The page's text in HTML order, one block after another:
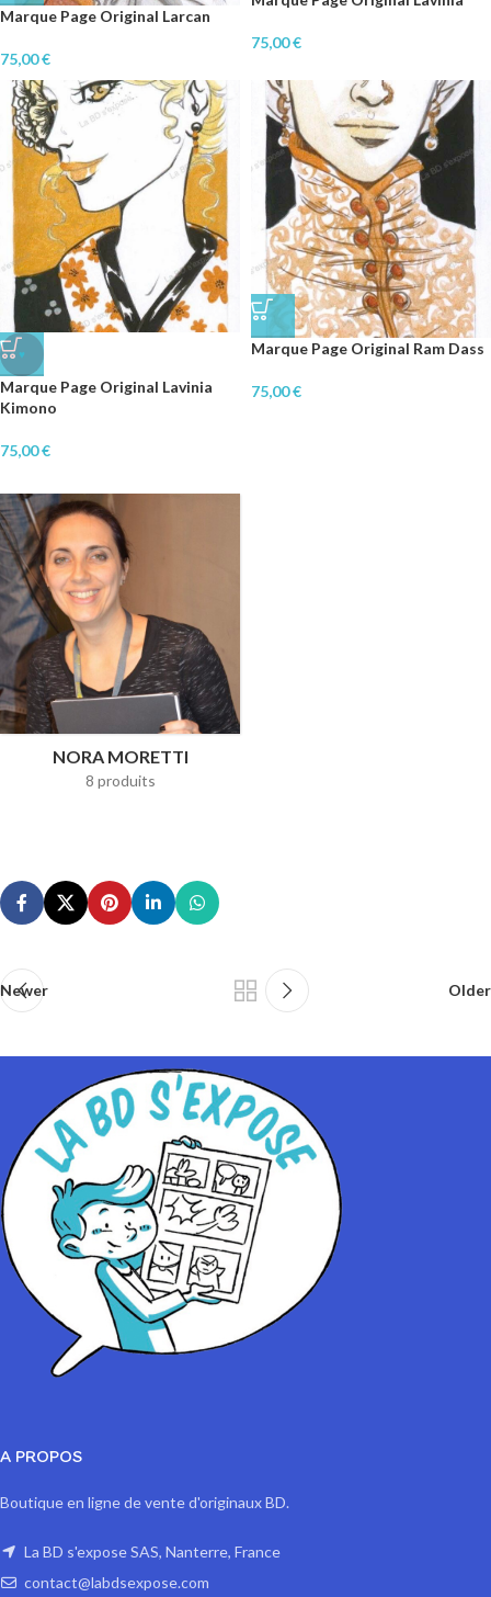
Marque Page Original Larcan
75,00€
75,00€
♥
Marque Page Original Lavinia
Kimono
75,00€
Marque Page Original Ram Dass
75,00€
NORA MORETTI
8 produits
Newer Older
A PROPOS
Boutique en ligne de vente d'originaux BD.
La BD s'expose SAS, Nanterre, France
contact@labdsexpose.com